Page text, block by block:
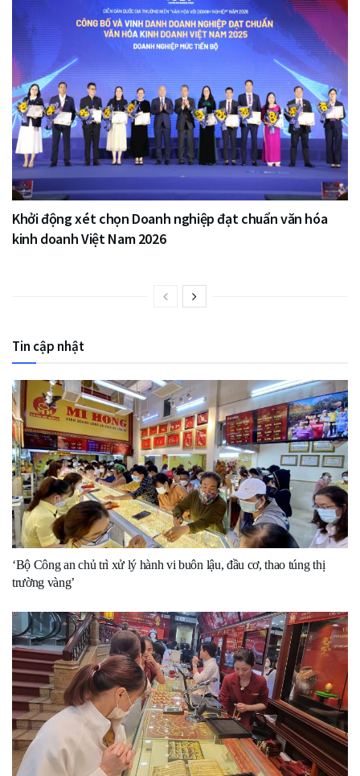
Khởi động xét chọn Doanh nghiệp đạt chuẩn văn hóa
kinh doanh Việt Nam 2026
Tin cập nhật
‘Bộ Công an chủ trì xử lý hành vi buôn lậu, đầu cơ, thao túng thị
trường vàng’